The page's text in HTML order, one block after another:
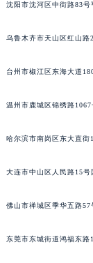
沈阳市沈河区中街路83号
乌鲁木齐市天山区红山路
台州市椒江区东海大道
温州市鹿城区锦绣路
哈尔滨市南岗区东大直街
大连市中山区人民路15号
佛山市禅城区季华五路57
东莞市东城街道鸿福东路